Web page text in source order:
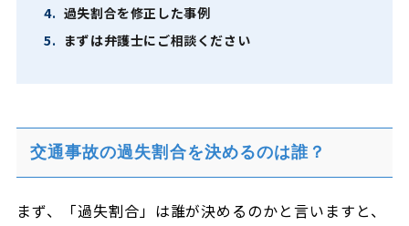
4. 過失割合を修正した事例
5. まずは弁護士にご相談ください
交通事故の過失割合を決めるのは誰？
まず、「過失割合」は誰が決めるのかと言いますと、